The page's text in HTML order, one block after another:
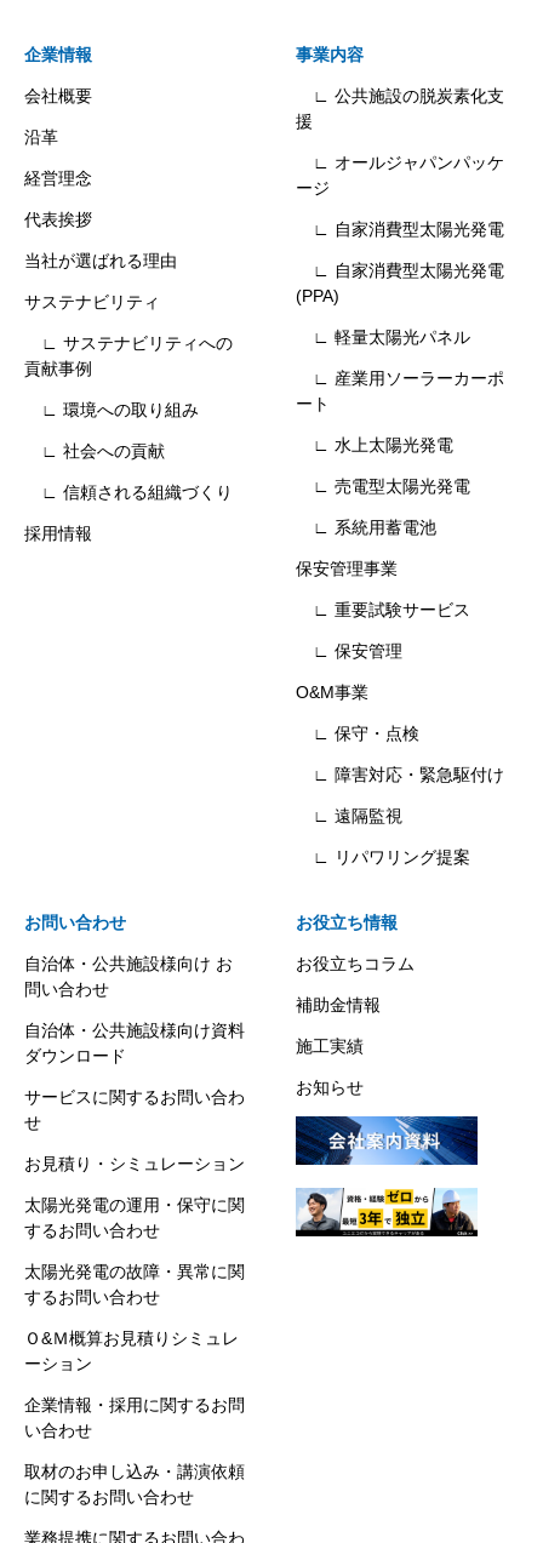
企業情報
会社概要
沿革
経営理念
代表挨拶
当社が選ばれる理由
サステナビリティ
∟ サステナビリティへの
貢献事例
∟ 環境への取り組み
∟ 社会への貢献
∟ 信頼される組織づくり
採用情報
事業内容
∟ 公共施設の脱炭素化支
援
∟ オールジャパンパッケ
ージ
∟ 自家消費型太陽光発電
∟ 自家消費型太陽光発電
(PPA)
∟ 軽量太陽光パネル
∟ 産業用ソーラーカーポ
ート
∟ 水上太陽光発電
∟ 売電型太陽光発電
∟ 系統用蓄電池
保安管理事業
∟ 重要試験サービス
∟ 保安管理
O&M事業
∟ 保守・点検
∟ 障害対応・緊急駆付け
∟ 遠隔監視
∟ リパワリング提案
お問い合わせ
自治体・公共施設様向け お
問い合わせ
自治体・公共施設様向け資料
ダウンロード
サービスに関するお問い合わ
せ
お見積り・シミュレーション
太陽光発電の運用・保守に関
するお問い合わせ
太陽光発電の故障・異常に関
するお問い合わせ
Ｏ&Ｍ概算お見積りシミュレ
ーション
企業情報・採用に関するお問
い合わせ
取材のお申し込み・講演依頼
に関するお問い合わせ
業務提携に関するお問い合わ
お役立ち情報
お役立ちコラム
補助金情報
施工実績
お知らせ